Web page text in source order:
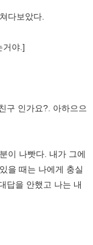
다보았다.
거야.]
구 인가요?. 아하으으
이 나빳다. 내가 그에
을 때는 나에게 충실
답을 안했고 나는 내